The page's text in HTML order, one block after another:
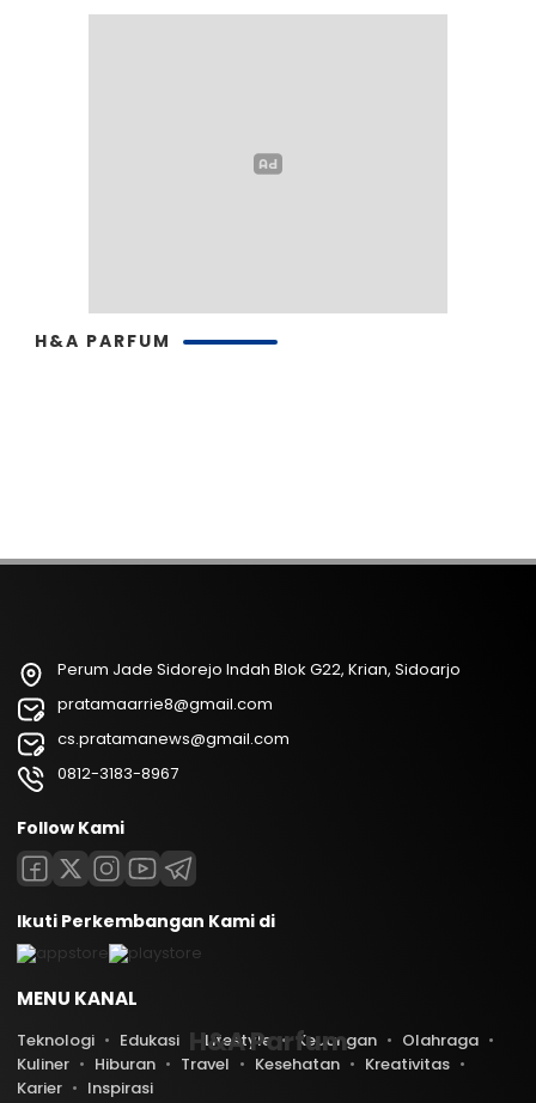
H&A PARFUM
Perum Jade Sidorejo Indah Blok G22, Krian, Sidoarjo
pratamaarrie8@gmail.com
cs.pratamanews@gmail.com
0812-3183-8967
Follow Kami
Ikuti Perkembangan Kami di
MENU KANAL
Teknologi Edukasi Lifestyle Keuangan
Olahraga
Kuliner
Hiburan Travel Kesehatan
Kreativitas
Karier
Inspirasi
H&A Parfum